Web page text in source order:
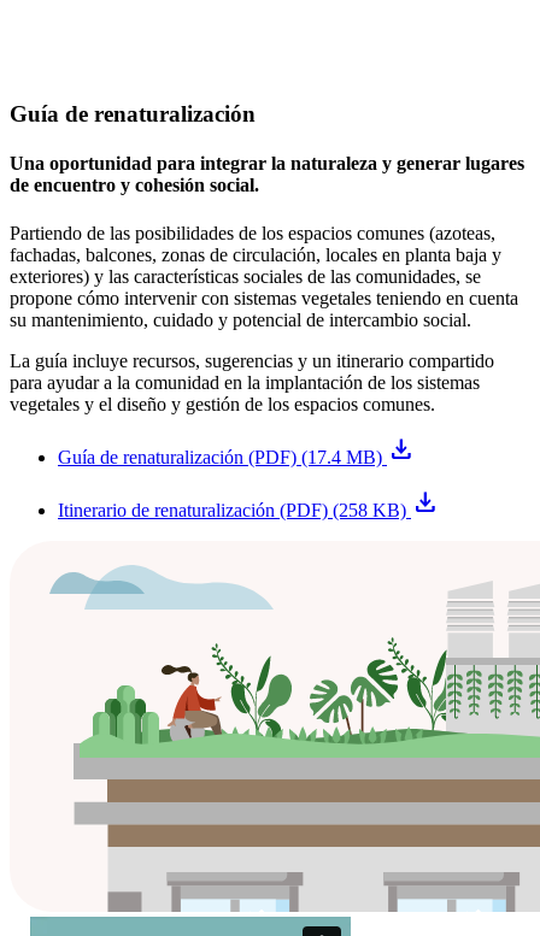
Guía de renaturalización
Una oportunidad para integrar la naturaleza y generar lugares
de encuentro y cohesión social.
Partiendo de las posibilidades de los espacios comunes (azoteas,
fachadas, balcones, zonas de circulación, locales en planta baja y
exteriores) y las características sociales de las comunidades, se
propone cómo intervenir con sistemas vegetales teniendo en cuenta
su mantenimiento, cuidado y potencial de intercambio social.
La guía incluye recursos, sugerencias y un itinerario compartido
para ayudar a la comunidad en la implantación de los sistemas
vegetales y el diseño y gestión de los espacios comunes.
Guía de renaturalización (PDF) (17.4 MB) download
Itinerario de renaturalización (PDF) (258 KB) download